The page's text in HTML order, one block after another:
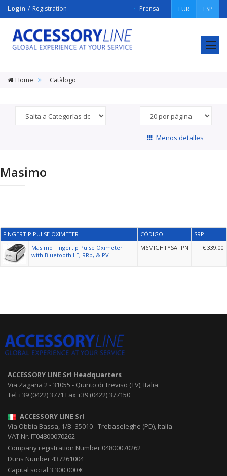
ESP
EUR
Prensa
Login Registration
ACCESSORY
LINE
Srl
Home Catàlogo
Menos detalles
Masimo
FINGERTIP PULSE OXIMETER CÓDIGO
SRP
Masimo Fingertip Pulse Oximeter
with Bluetooth LE, RRp, & PV
M6MIGHTYSATPN € 339,00
ACCESSORY LINE Srl Headquarters
Via Zagaria 2-31055 - Quinto di Treviso (TV), Italia
Tel +39 (0422) 3771 Fax+39 (0422) 377150
ACCESSORY LINE Srl
Via Obbia Bassa, 1/B-35010-Trebaseleghe (PD), Italia
VAT Nr. IT04800070262
Company registration Number 04800070262
Duns Number 437261004
Capital social 3.300.000 €